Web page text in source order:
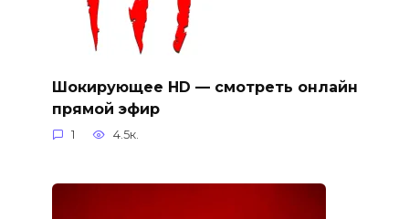
Шокирующее HD — смотреть онлайн
прямой эфир
1 4.5к.